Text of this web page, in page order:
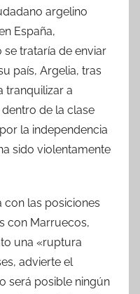
argelino
España,
trataría de enviar
país, Argelia, tras
tranquilizar a
de la clase
la independencia
sido violentamente
con las posiciones
con Marruecos,
una «ruptura
advierte el
será posible ningún